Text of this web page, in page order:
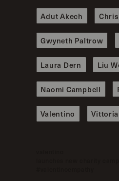
Adut Akech
Gwyneth Paltrow
Laura Dern Liu
Naomi Campbell
Valentino